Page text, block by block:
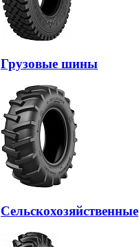
Грузовые шины
Сельскохозяйственные